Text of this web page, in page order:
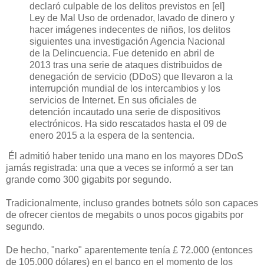
declaró culpable de los delitos previstos en [el]
Ley de Mal Uso de ordenador, lavado de dinero y
hacer imágenes indecentes de niños, los delitos
siguientes una investigación Agencia Nacional
de la Delincuencia. Fue detenido en abril de
2013 tras una serie de ataques distribuidos de
denegación de servicio (DDoS) que llevaron a la
interrupción mundial de los intercambios y los
servicios de Internet. En sus oficiales de
detención incautado una serie de dispositivos
electrónicos. Ha sido rescatados hasta el 09 de
enero 2015 a la espera de la sentencia.
Él admitió haber tenido una mano en los mayores DDoS
jamás registrada: una que a veces se informó a ser tan
grande como 300 gigabits por segundo.
Tradicionalmente, incluso grandes botnets sólo son capaces
de ofrecer cientos de megabits o unos pocos gigabits por
segundo.
De hecho, "narko" aparentemente tenía £ 72.000 (entonces
de 105.000 dólares) en el banco en el momento de los